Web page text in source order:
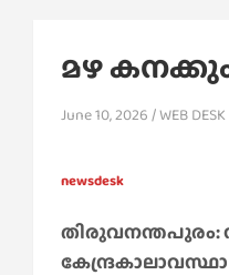
മഴ
June 10, 2026 WEB DESK
newsdesk
തിരുവനന്തപുരം: